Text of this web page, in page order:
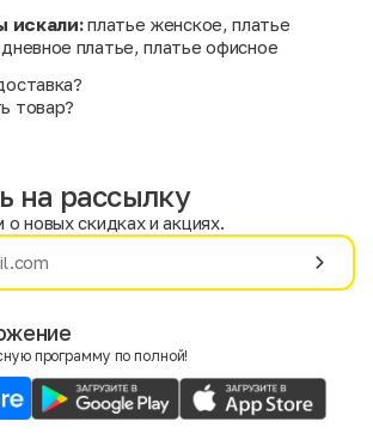
искали:платье женское, платье
платье, платье офисное
товар?
на рассылку
новых скидках и акциях.
программу по полной!